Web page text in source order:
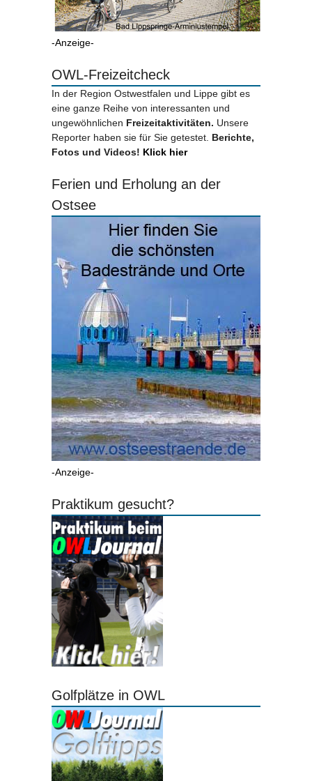
-Anzeige-
OWL-Freizeitcheck
In der Region Ostwestfalen und Lippe gibt es
eine ganze Reihe von interessanten und
ungewöhnlichen Freizeitaktivitäten. Unsere
Reporter haben sie für Sie getestet. Berichte,
Fotos und Videos! Klick hier
Ferien und Erholung an der
Ostsee
-Anzeige-
Praktikum gesucht?
Golfplätze in OWL